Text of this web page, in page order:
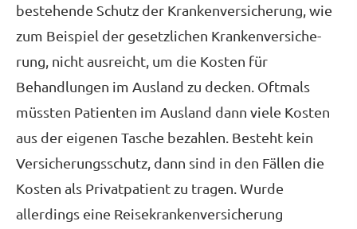
bestehende Schutz der Kranken­ver­si­che­rung, wie
zum Beispiel der gesetzlichen Kranken­ver­si­che­
rung, nicht ausreicht, um die Kosten für
Behandlungen im Ausland zu decken. Oftmals
müssten Patienten im Ausland dann viele Kosten
aus der eigenen Tasche bezahlen. Besteht kein
Versicherungsschutz, dann sind in den Fällen die
Kosten als Privatpatient zu tragen. Wurde
allerdings eine Reise­kranken­ver­si­che­rung